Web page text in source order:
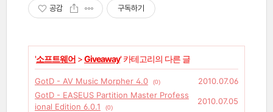
공감 구독하기
'소프트웨어 >Giveaway' 카테고리의 다른 글
GotD - AV Music Morpher 4.0 (0)
2010.07.06
GotD - EASEUS Partition Master Profess
ional Edition 6.0.1
(0)
2010.07.05